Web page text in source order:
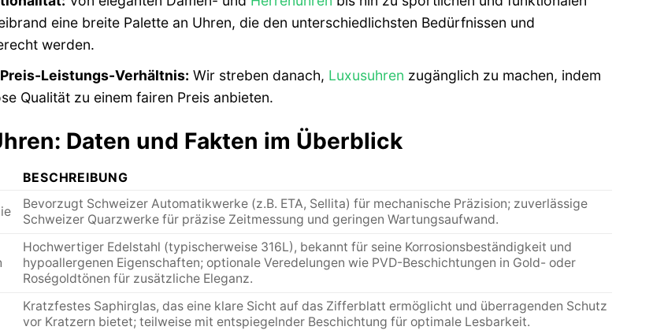
eine breite Palette an Uhren, die den unterschiedlichsten Bedürfnissen und
werden.
Leistungs-Verhältnis: Wir streben danach, Luxusuhren zugänglich zu machen, indem
Qualität zu einem fairen Preis anbieten.
Daten und Fakten im Überblick
BESCHREIBUNG
Bevorzugt Schweizer Automatikwerke (z.B. ETA, Sellita) für mechanische Präzision; zuverlässige
Schweizer Quarzwerke für präzise Zeitmessung und geringen Wartungsaufwand.
Hochwertiger Edelstahl (typischerweise 316L), bekannt für seine Korrosionsbeständigkeit und
hypoallergenen Eigenschaften; optionale Veredelungen wie PVD-Beschichtungen in Gold- oder
Roségoldtönen für zusätzliche Eleganz.
Kratzfestes Saphirglas, das eine klare Sicht auf das Zifferblatt ermöglicht und überragenden Schutz
vor Kratzern bietet; teilweise mit entspiegelnder Beschichtung für optimale Lesbarkeit.